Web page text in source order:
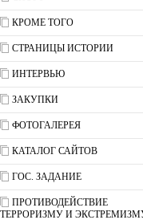
КРОМЕ ТОГО
СТРАНИЦЫ ИСТОРИИ
ИНТЕРВЬЮ
ЗАКУПКИ
ФОТОГАЛЕРЕЯ
КАТАЛОГ САЙТОВ
ГОС. ЗАДАНИЕ
ПРОТИВОДЕЙСТВИЕ
ТЕРРОРИЗМУ И